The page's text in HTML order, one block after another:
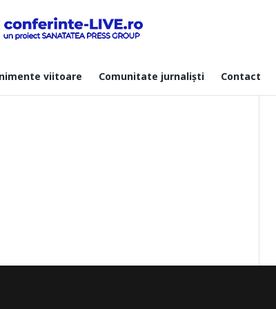
viitoare Comunitate jurnaliști Contact